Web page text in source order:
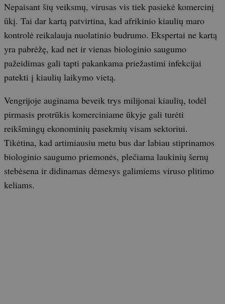
Nepaisant šių veiksmų, virusas vis tiek pasiekė komercinį
ūkį. Tai dar kartą patvirtina, kad afrikinio kiaulių maro
kontrolė reikalauja nuolatinio budrumo. Ekspertai ne kartą
yra pabrėžę, kad net ir vienas biologinio saugumo
pažeidimas gali tapti pakankama priežastimi infekcijai
patekti į kiaulių laikymo vietą.
Vengrijoje auginama beveik trys milijonai kiaulių, todėl
pirmasis protrūkis komerciniame ūkyje gali turėti
reikšmingų ekonominių pasekmių visam sektoriui.
Tikėtina, kad artimiausiu metu bus dar labiau stiprinamos
biologinio saugumo priemonės, plečiama laukinių šernų
stebėsena ir didinamas dėmesys galimiems viruso plitimo
keliams.